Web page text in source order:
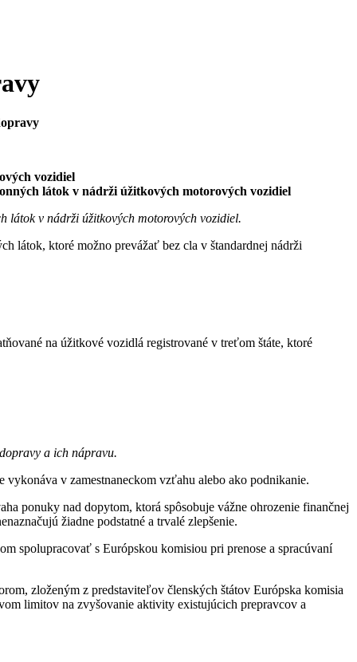
vozidiel
látok v nádrži úžitkových motorových vozidiel
látok v nádrži úžitkových motorových vozidiel.
látok, ktoré možno prevážať bez cla v štandardnej nádrži
na úžitkové vozidlá registrované v treťom štáte, ktoré
a ich nápravu.
vykonáva v zamestnaneckom vzťahu alebo ako podnikanie.
ponuky nad dopytom, ktorá spôsobuje vážne ohrozenie finančnej
žiadne podstatné a trvalé zlepšenie.
spolupracovať s Európskou komisiou pri prenose a spracúvaní
zloženým z predstaviteľov členských štátov Európska komisia
limitov na zvyšovanie aktivity existujúcich prepravcov a